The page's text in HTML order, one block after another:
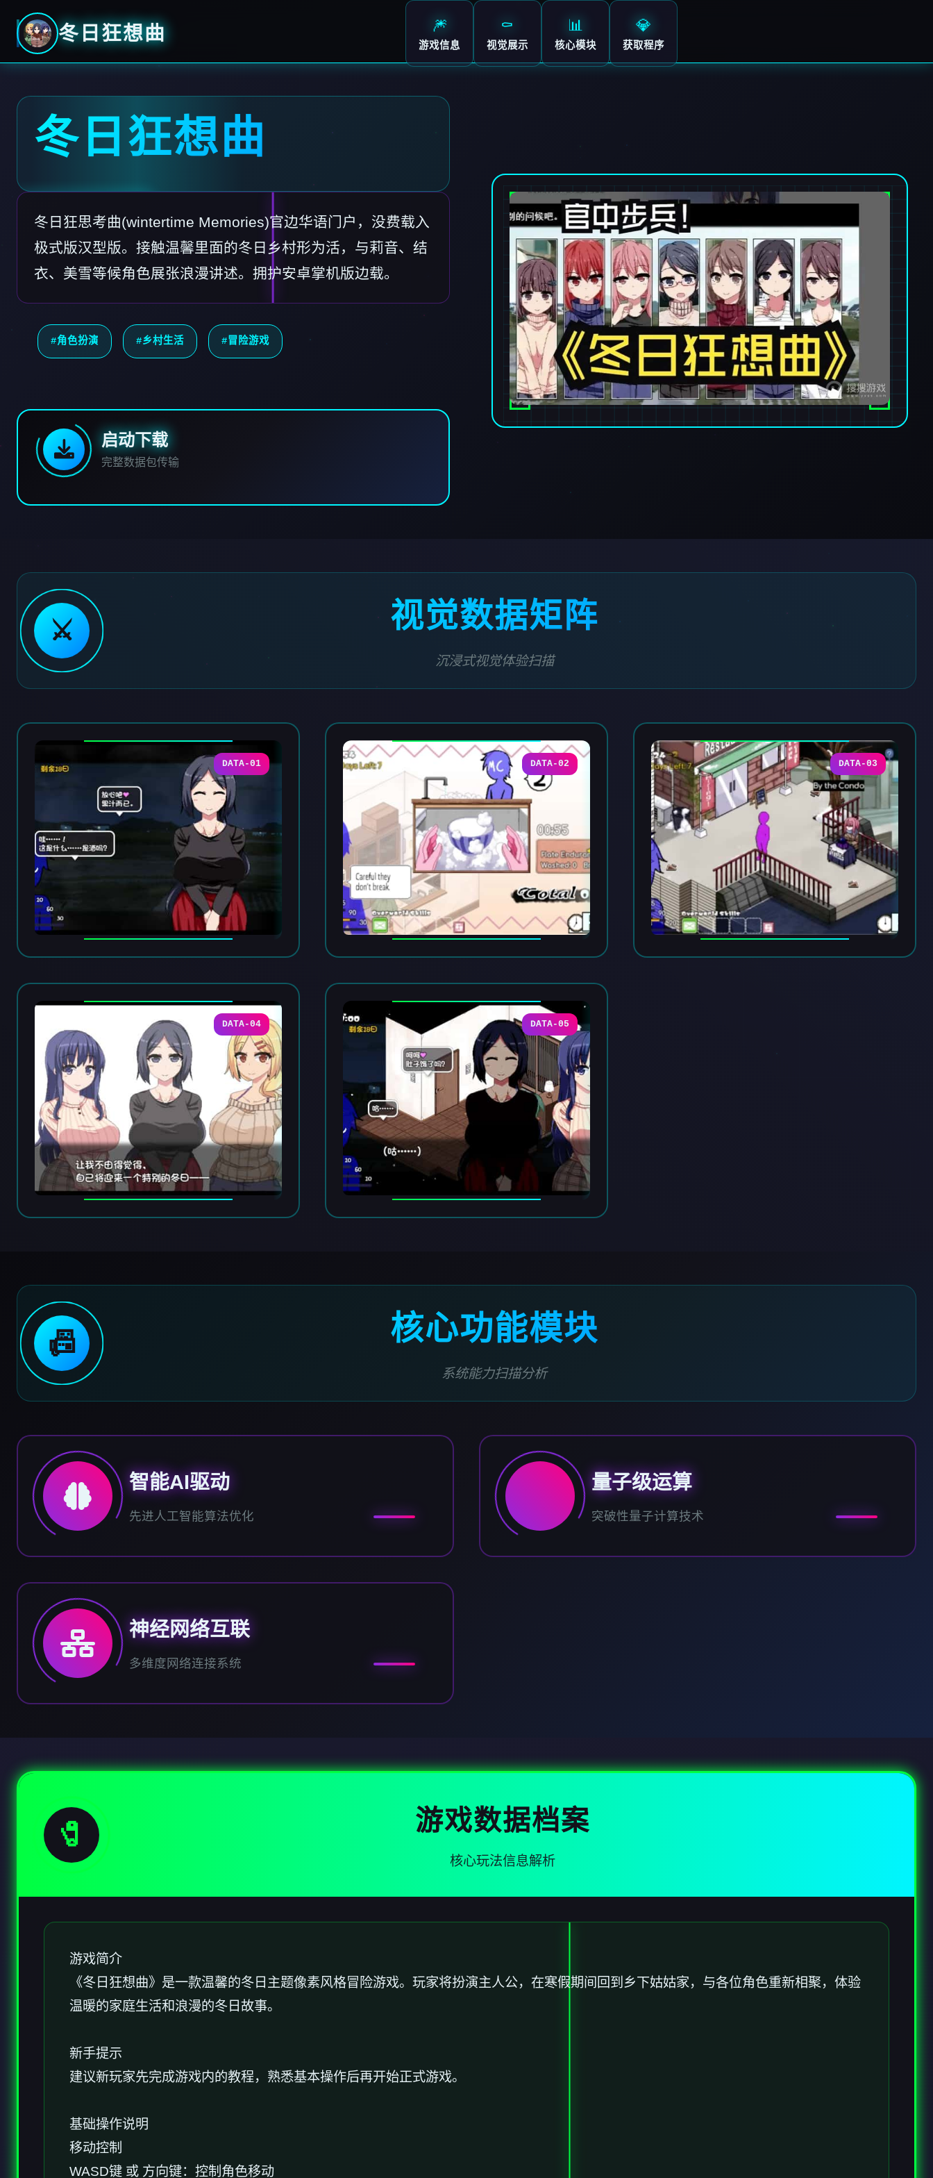
冬日狂想曲 🎆
游戏信息
⚰️
视觉展示
📊
核心模块
💎
获取程序
冬日狂想曲
冬日狂思考曲(wintertime Memories)官边华语门户，没费载入
极式版汉型版。接触温馨里面的冬日乡村形为活，与莉音、结
衣、美雪等候角色展张浪漫讲述。拥护安卓掌机版边载。
#角色扮演 #乡村生活 #冒险游戏
启动下载
完整数据包传输
⚔️ 视觉数据矩阵
沉浸式视觉体验扫描
DATA-01 DATA-02 DATA-03
DATA-04 DATA-05
📠 核心功能模块
系统能力扫描分析
智能AI驱动
先进人工智能算法优化
量子级运算
突破性量子计算技术
神经网络互联
多维度网络连接系统
🧷 游戏数据档案
核心玩法信息解析
游戏简介
《冬日狂想曲》是一款温馨的冬日主题像素风格冒险游戏。玩家将扮演主人公，在寒假期间回到乡下姑姑家，与各位角色重新相聚，体验
温暖的家庭生活和浪漫的冬日故事。
新手提示
建议新玩家先完成游戏内的教程，熟悉基本操作后再开始正式游戏。
基础操作说明
移动控制
WASD键 或 方向键：控制角色移动